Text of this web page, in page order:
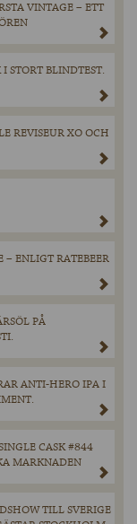
VINTAGE – ETT
STORT BLINDTEST.
REVISEUR XO OCH
– ENLIGT RATEBEER
PÅ
ANTI-HERO IPA I
CASK #844
MARKNADEN
TILL SVERIGE